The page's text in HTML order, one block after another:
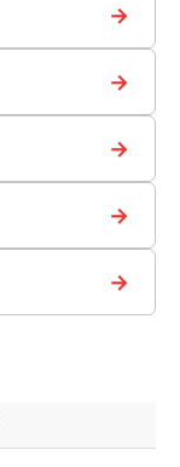
→
→
→
→
→